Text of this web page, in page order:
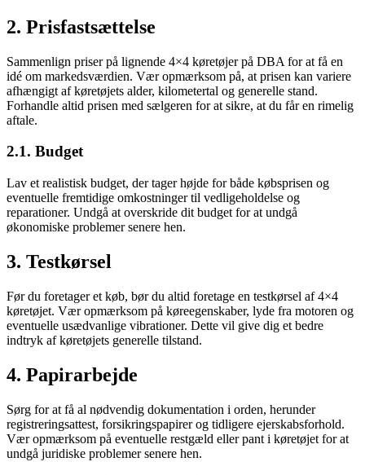
2. Prisfastsættelse
Sammenlign priser på lignende 4×4 køretøjer på DBA for at få en
idé om markedsværdien. Vær opmærksom på, at prisen kan variere
afhængigt af køretøjets alder, kilometertal og generelle stand.
Forhandle altid prisen med sælgeren for at sikre, at du får en rimelig
aftale.
2.1. Budget
Lav et realistisk budget, der tager højde for både købsprisen og
eventuelle fremtidige omkostninger til vedligeholdelse og
reparationer. Undgå at overskride dit budget for at undgå
økonomiske problemer senere hen.
3. Testkørsel
Før du foretager et køb, bør du altid foretage en testkørsel af 4×4
køretøjet. Vær opmærksom på køreegenskaber, lyde fra motoren og
eventuelle usædvanlige vibrationer. Dette vil give dig et bedre
indtryk af køretøjets generelle tilstand.
4. Papirarbejde
Sørg for at få al nødvendig dokumentation i orden, herunder
registreringsattest, forsikringspapirer og tidligere ejerskabsforhold.
Vær opmærksom på eventuelle restgæld eller pant i køretøjet for at
undgå juridiske problemer senere hen.